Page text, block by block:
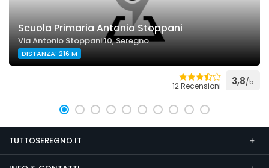
Scuola Primaria Antonio Stoppani
Via Antonio Stoppani 10, Seregno
DISTANZA: 216 M
12 Recensioni 3,8/5
TUTTOSEREGNO.IT